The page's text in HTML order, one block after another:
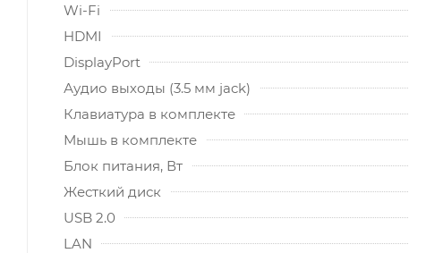
Wi-Fi
HDMI
DisplayPort
Аудио выходы (3.5 мм jack)
Клавиатура в комплекте
Мышь в комплекте
Блок питания, Вт
Жесткий диск
USB 2.0
LAN